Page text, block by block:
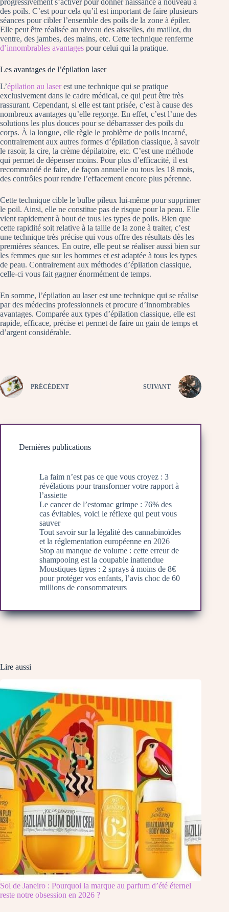
progressivement s’activer pour donner naissance à nouveau à
des poils. C’est pour cela qu’il est important de faire plusieurs
séances pour cibler l’ensemble des poils de la zone à épiler.
Elle peut être réalisée au niveau des aisselles, du maillot, du
ventre, des jambes, des mains, etc. Cette technique renferme
d’innombrables avantages pour celui qui la pratique.
Les avantages de l’épilation laser
L’épilation au laserest une technique qui se pratique
exclusivement dans le cadre médical, ce qui peut être très
rassurant. Cependant, si elle est tant prisée, c’est à cause des
nombreux avantages qu’elle regorge. En effet, c’est l’une des
solutions les plus douces pour se débarrasser des poils du
corps. À la longue, elle règle le problème de poils incarné,
contrairement aux autres formes d’épilation classique, à savoir
le rasoir, la cire, la crème dépilatoire, etc. C’est une méthode
qui permet de dépenser moins. Pour plus d’efficacité, il est
recommandé de faire, de façon annuelle ou tous les 18 mois,
des contrôles pour rendre l’effacement encore plus pérenne.
Cette technique cible le bulbe pileux lui-même pour supprimer
le poil. Ainsi, elle ne constitue pas de risque pour la peau. Elle
vient rapidement à bout de tous les types de poils. Bien que
cette rapidité soit relative à la taille de la zone à traiter, c’est
une technique très précise qui vous offre des résultats dès les
premières séances. En outre, elle peut se réaliser aussi bien sur
les femmes que sur les hommes et est adaptée à tous les types
de peau. Contrairement aux méthodes d’épilation classique,
celle-ci vous fait gagner énormément de temps.
En somme, l’épilation au laser est une technique qui se réalise
par des médecins professionnels et procure d’innombrables
avantages. Comparée aux types d’épilation classique, elle est
rapide, efficace, précise et permet de faire un gain de temps et
d’argent considérable.
PRÉCÉDENT SUIVANT
Dernières publications
La faim n’est pas ce que vous croyez : 3
révélations pour transformer votre rapport à
l’assiette
Le cancer de l’estomac grimpe : 76% des
cas évitables, voici le réflexe qui peut vous
sauver
Tout savoir sur la légalité des cannabinoïdes
et la réglementation européenne en 2026
Stop au manque de volume : cette erreur de
shampooing est la coupable inattendue
Moustiques tigres : 2 sprays à moins de 8€
pour protéger vos enfants, l’avis choc de 60
millions de consommateurs
Lire aussi
Sol de Janeiro : Pourquoi la marque au parfum d’été éternel
reste notre obsession en 2026 ?